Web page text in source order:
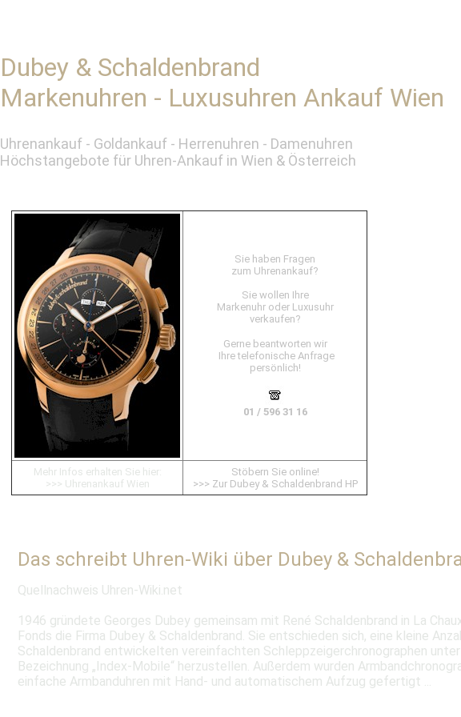
Dubey & Schaldenbrand
Markenuhren - Luxusuhren Ankauf Wien
Uhrenankauf - Goldankauf - Herrenuhren - Damenuhren
Höchstangebote für Uhren-Ankauf in Wien & Österreich
Sie haben Fragen
zum Uhrenankauf?
Sie wollen Ihre
Markenuhr oder Luxusuhr
verkaufen?
Gerne beantworten wir
Ihre telefonische Anfrage
persönlich!
01 / 596 31 16
Mehr Infos erhalten Sie hier:
>>> Uhrenankauf Wien
Stöbern Sie online!
>>> Zur Dubey & Schaldenbrand HP
Das schreibt Uhren-Wiki über Dubey &
Quellnachweis Uhren-Wiki.net
1946 gründete Georges Dubey gemeinsam mit René Schaldenbrand in La
Fonds die Firma Dubey & Schaldenbrand. Sie entschieden sich, eine kleine
Schaldenbrand entwickelten vereinfachten Schleppzeigerchronographen
Bezeichnung „Index-Mobile“ herzustellen. Außerdem wurden
einfache Armbanduhren mit Hand- und automatischem Aufzug gefertigt ...